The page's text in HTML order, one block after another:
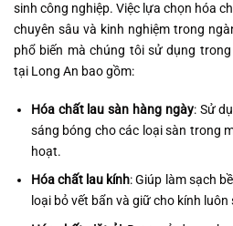
sinh công nghiệp. Việc lựa chọn hóa
chuyên sâu và kinh nghiệm trong
phổ biến mà chúng tôi sử dụng
tại Long An bao gồm:
Hóa chất lau sàn hàng ngày: Sử
sáng bóng cho các loại sàn trong
hoạt.
Hóa chất lau kính: Giúp làm sạch
loại bỏ vết bẩn và giữ cho kính luôn